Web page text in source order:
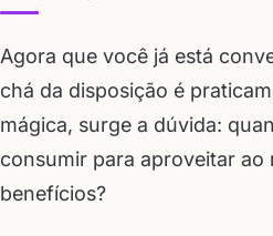
Agora que você já está
chá da disposição é
mágica, surge a dúvida:
consumir para aproveitar ao
benefícios?